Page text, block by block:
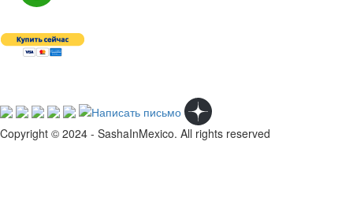
Copyright © 2024 - SashaInMexico. All rights reserved